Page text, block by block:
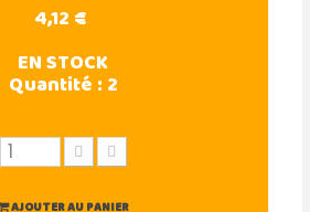
4,12 €
EN STOCK
Quantité :2
AJOUTER AU PANIER